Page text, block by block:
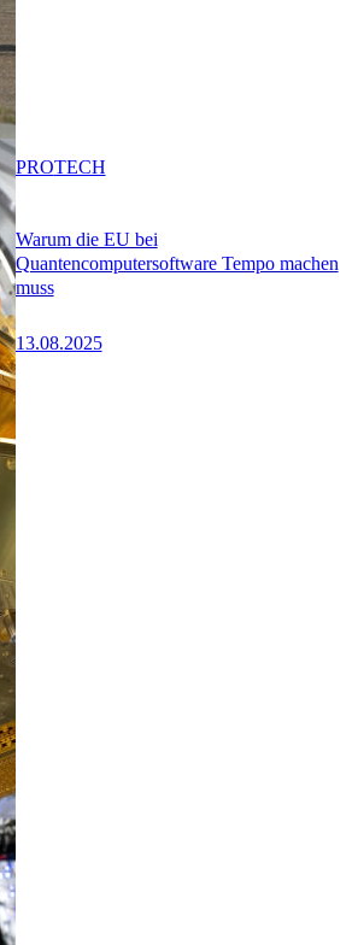
Warum die EU bei
Quantencomputersoftware Tempo machen
muss
13.08.2025
PROTECH